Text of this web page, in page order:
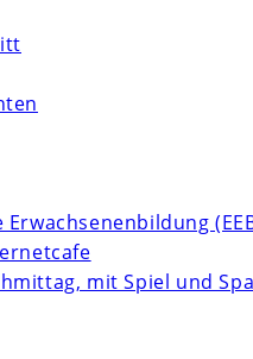
Erwachsenenbildung
mit Spiel und